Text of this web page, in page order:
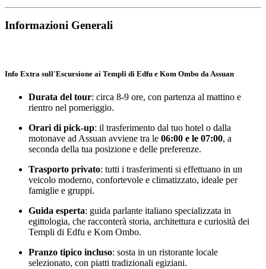
Informazioni Generali
Info Extra sull'Escursione ai Templi di Edfu e Kom Ombo da Assuan
Durata del tour: circa 8-9 ore, con partenza al mattino e
rientro nel pomeriggio.
Orari di pick-up: il trasferimento dal tuo hotel o dalla
motonave ad Assuan avviene tra le 06:00 e le 07:00, a
seconda della tua posizione e delle preferenze.
Trasporto privato: tutti i trasferimenti si effettuano in un
veicolo moderno, confortevole e climatizzato, ideale per
famiglie e gruppi.
Guida esperta: guida parlante italiano specializzata in
egittologia, che racconterà storia, architettura e curiosità dei
Templi di Edfu e Kom Ombo.
Pranzo tipico incluso: sosta in un ristorante locale
selezionato, con piatti tradizionali egiziani.